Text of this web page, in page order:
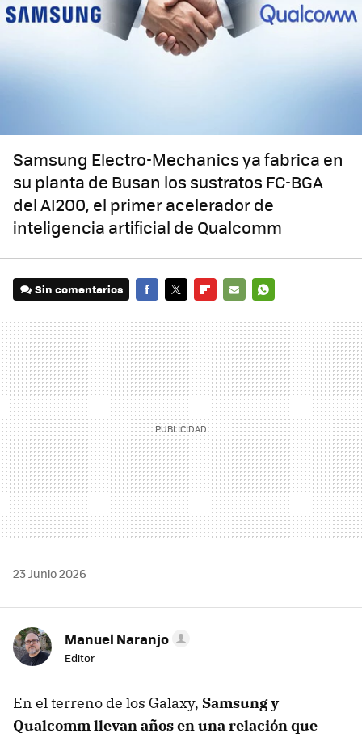
Samsung Electro-Mechanics ya fabrica en
su planta de Busan los sustratos FC-BGA
del AI200, el primer acelerador de
inteligencia artificial de Qualcomm
Sin comentarios
MAIL
23 Junio 2026
Manuel Naranjo
Editor
En el terreno de los Galaxy, Samsung y
Qualcomm llevan años en una relación que